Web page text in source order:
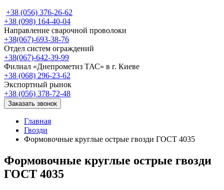
+38 (056) 376-26-62
+38 (098) 164-40-04
Направление сварочной проволоки
+38(067)-693-38-76
Отдел систем ограждений
+38(067)-642-39-99
Филиал «Днепрометиз ТАС» в г. Киеве
+38 (068) 296-23-62
Экспортный рынок
+38 (056) 378-72-48
Заказать звонок
Главная
Гвозди
Формовочные круглые острые гвозди ГОСТ 4035
Формовочные круглые острые гвозди
ГОСТ 4035